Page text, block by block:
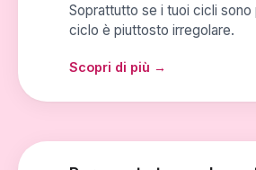
Soprattutto se i tuoi cicli sono
ciclo è piuttosto irregolare.
Scopri di più →